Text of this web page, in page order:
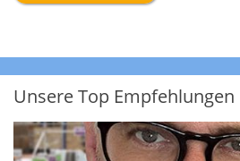
Unsere Top Empfehlungen